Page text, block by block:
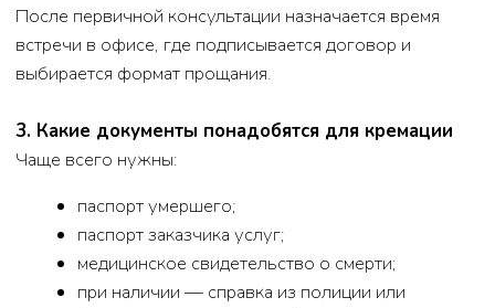
договорённости.
Во время церемонии звучит музыка, родные могут
сказать несколько слов, прочитать молитву или
Шаг 2.Отправка в крематорий
После прощания гроб закрывают и отправляют в
Если семья хочет присутствовать, заранее
оговаривается время и порядок посещения. Кому-то
важно видеть, как гроб уходит за занавес, кому-то —
наоборот, легче прощаться в зале, а не наблюдать